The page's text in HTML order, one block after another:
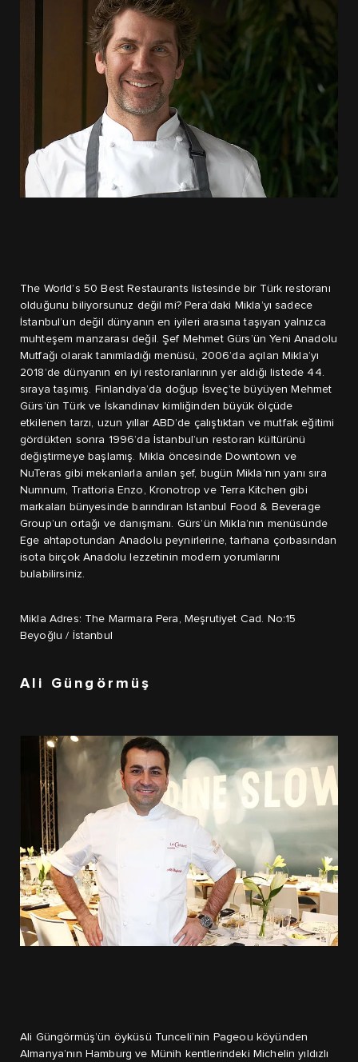
The World’s 50 Best Restaurants listesinde bir Türk restoranı
olduğunu biliyorsunuz değil mi? Pera’daki Mikla’yı sadece
İstanbul’un değil dünyanın en iyileri arasına taşıyan yalnızca
muhteşem manzarası değil. Şef Mehmet Gürs’ün Yeni Anadolu
Mutfağı olarak tanımladığı menüsü, 2006’da açılan Mikla’yı
2018’de dünyanın en iyi restoranlarının yer aldığı listede 44.
sıraya taşımış. Finlandiya’da doğup İsveç’te büyüyen Mehmet
Gürs’ün Türk ve İskandinav kimliğinden büyük ölçüde
etkilenen tarzı, uzun yıllar ABD’de çalıştıktan ve mutfak eğitimi
gördükten sonra 1996’da İstanbul’un restoran kültürünü
değiştirmeye başlamış. Mikla öncesinde Downtown ve
NuTeras gibi mekanlarla anılan şef, bugün Mikla’nın yanı sıra
Numnum, Trattoria Enzo, Kronotrop ve Terra Kitchen gibi
markaları bünyesinde barındıran Istanbul Food & Beverage
Group’un ortağı ve danışmanı. Gürs’ün Mikla’nın menüsünde
Ege ahtapotundan Anadolu peynirlerine, tarhana çorbasından
isota birçok Anadolu lezzetinin modern yorumlarını
bulabilirsiniz.
Mikla Adres: The Marmara Pera, Meşrutiyet Cad. No:15
Beyoğlu / İstanbul
Ali Güngörmüş
Ali Güngörmüş’ün öyküsü Tunceli’nin Pageou köyünden
Almanya’nın Hamburg ve Münih kentlerindeki Michelin yıldızlı